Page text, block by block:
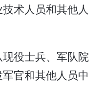
技术人员和其他人
役士兵、军队院
官和其他人员中